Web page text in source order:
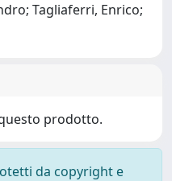
Tagliaferri, Enrico;
prodotto.
da copyright e